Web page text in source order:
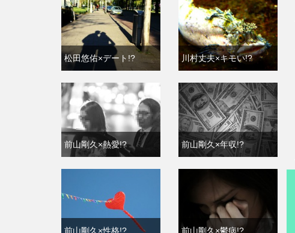
松田悠佑×デート!? 川村丈夫×キモい!?
前山剛久×熱愛!? 前山剛久×年収!?
前山剛久×性格!? 前山剛久×鬱病!?